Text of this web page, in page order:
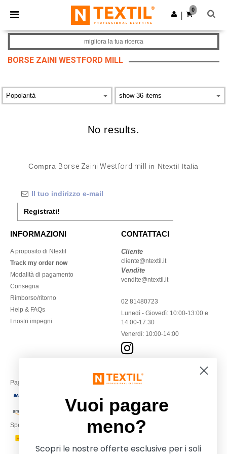
× App Ntextil
Prezzi migliori sull'app!
Scarica app
0
BORSE ZAINI WESTFORD MILL
migliora la tua ricerca
No results.
Compra Borse Zaini Westford mill in Ntextil Italia
Registrati!
INFORMAZIONI
A proposito di Ntextil
Track my order now
Modalità di pagamento
Consegna
Rimborso/ritorno
Help & FAQs
I nostri impegni
CONTATTACI
Cliente
cliente@ntextil.it
Vendite
vendite@ntextil.it
02 81480723
Lunedì - Giovedì: 10:00-13:00 e
14:00-17:30
Venerdì: 10:00-14:00
Paga con
Spediamo con
Vuoi pagare
meno?
Scopri le nostre offerte esclusive per i soli